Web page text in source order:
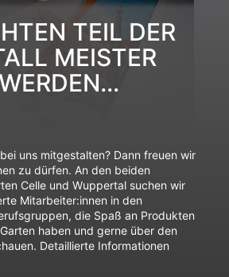
TEIL DER
MEISTER
uns mitgestalten? Dann freuen wir
zu dürfen. An den beiden
Celle und Wuppertal suchen wir
Mitarbeiter:innen in den
die Spaß an Produkten
haben und gerne über den
Detaillierte Informationen